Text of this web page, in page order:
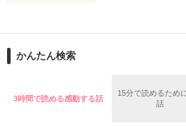
2026.6.5～2026.7.25
＊以前、公開していた話の改稿版です
ションの企画戦略室で働いている。
めた、同期で恋人の石垣守（26）が
守と由羅から『便利屋雛子』と馬鹿
かんたん検索
3時間で読める感動する話
15分で読めるため
話